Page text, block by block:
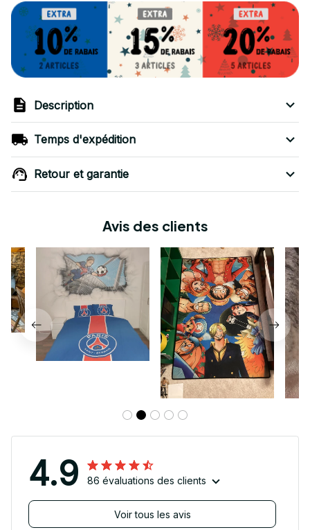
Description
Temps d'expédition
Retour et garantie
Avis des clients
4.9 86 évaluations des clients
Voir tous les avis